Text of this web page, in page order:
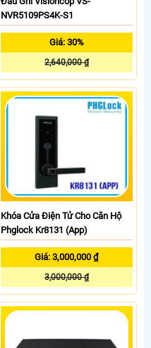
NVR5109PS4K-S1
Giá: 30%
2,640,000 ₫
Khóa Cửa Điện Tử Cho Căn Hộ
Phglock Kr8131 (App)
Giá: 3,000,000 ₫
3,000,000 ₫